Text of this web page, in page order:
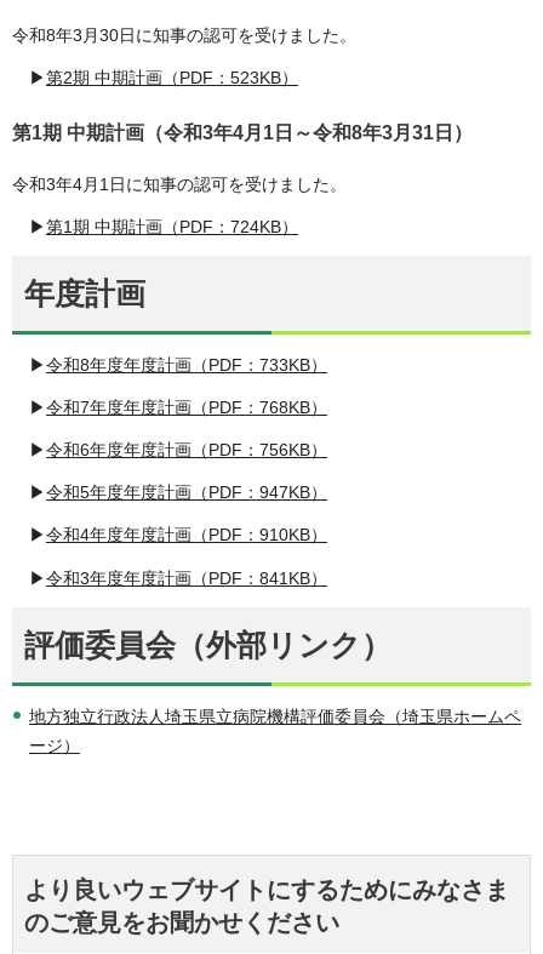
令和8年3月30日に知事の認可を受けました。
▶第2期 中期計画（PDF：523KB）
第1期 中期計画（令和3年4月1日～令和8年3月31日）
令和3年4月1日に知事の認可を受けました。
▶第1期 中期計画（PDF：724KB）
年度計画
▶令和8年度年度計画（PDF：733KB）
▶令和7年度年度計画（PDF：768KB）
▶令和6年度年度計画（PDF：756KB）
▶令和5年度年度計画（PDF：947KB）
▶令和4年度年度計画（PDF：910KB）
▶令和3年度年度計画（PDF：841KB）
評価委員会（外部リンク）
地方独立行政法人埼玉県立病院機構評価委員会（埼玉県ホームペ
ージ）
より良いウェブサイトにするためにみなさま
のご意見をお聞かせください